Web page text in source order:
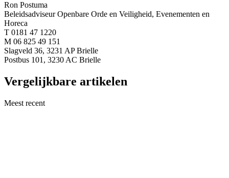
Ron Postuma
Beleidsadviseur Openbare Orde en Veiligheid, Evenementen en
Horeca
T 0181 47 1220
M 06 825 49 151
Slagveld 36, 3231 AP Brielle
Postbus 101, 3230 AC Brielle
Vergelijkbare artikelen
Meest recent